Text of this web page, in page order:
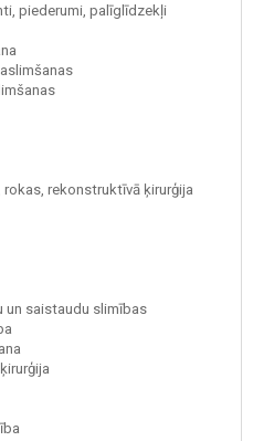
piederumi, palīglīdzekļi
rekonstruktīvā ķirurģija
un saistaudu slimības